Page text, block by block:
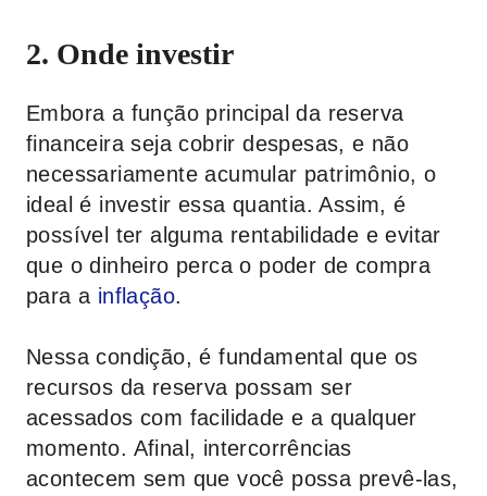
2. Onde investir
Embora a função principal da reserva
financeira seja cobrir despesas, e não
necessariamente acumular patrimônio, o
ideal é investir essa quantia. Assim, é
possível ter alguma rentabilidade e evitar
que o dinheiro perca o poder de compra
para a inflação.
Nessa condição, é fundamental que os
recursos da reserva possam ser
acessados com facilidade e a qualquer
momento. Afinal, intercorrências
acontecem sem que você possa prevê-las,